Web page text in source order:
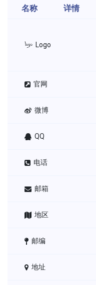
名称 详情
Logo
官网
微博
QQ
电话
邮箱
地区
邮编
地址